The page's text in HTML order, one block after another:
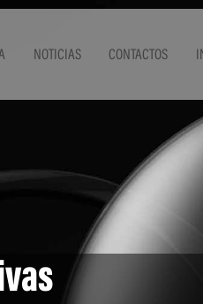
NOTICIAS CONTACTOS